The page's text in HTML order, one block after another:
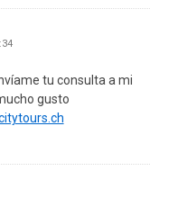
tu consulta a mi
gusto